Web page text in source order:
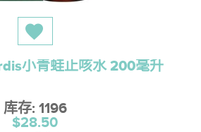
小青蛙止咳水 200毫升
库存: 1196
$28.50